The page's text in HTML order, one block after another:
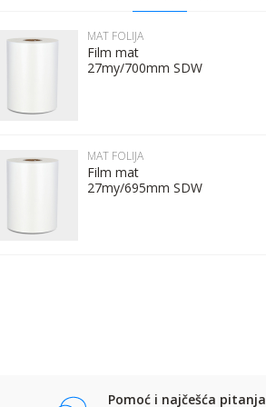
MAT FOLIJA
Film mat
27my/700mm SDW
MAT FOLIJA
Film mat
27my/695mm SDW
Pomoć i najčešća pitanja